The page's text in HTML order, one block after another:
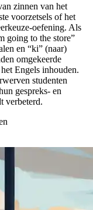
zinnen van het
voorzetsels of het
oefening. Als
going to the store”
en “ki” (naar)
omgekeerde
Engels inhouden.
studenten
gespreks- en
verbeterd.